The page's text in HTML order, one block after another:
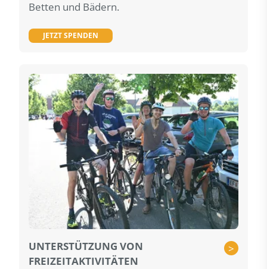
Betten und Bädern.
JETZT SPENDEN
UNTERSTÜTZUNG VON
FREIZEITAKTIVITÄTEN
>